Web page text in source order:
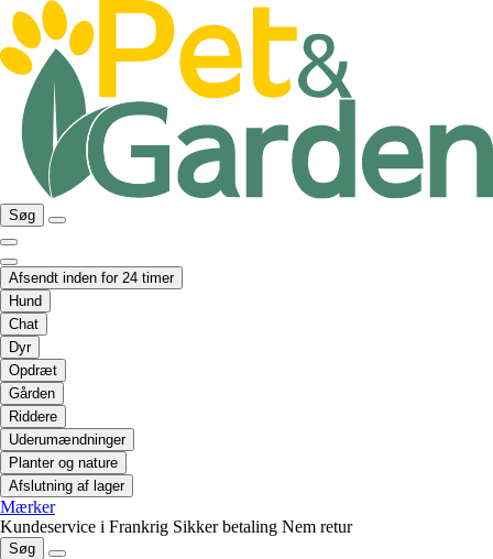
Søg
Afsendt inden for 24 timer
Hund
Chat
Dyr
Opdræt
Gården
Riddere
Uderumændninger
Planter og nature
Afslutning af lager
Mærker
Kundeservice i Frankrig Sikker betaling Nem retur
Søg